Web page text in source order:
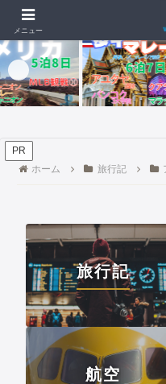
📰 新着記事
4日｜4人個別手配の旅行費用を
PR
ホーム
旅行記
旅行記
航空
メニュー